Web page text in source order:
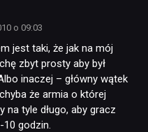
o 09:03
jest taki, że jak na mój
zbyt prosty aby był
inaczej – główny wątek
że armia o której
na tyle długo, aby gracz
10 godzin.